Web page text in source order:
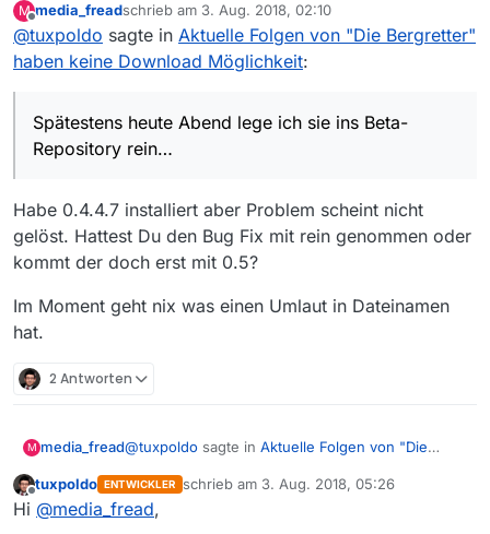
Sonderzeichen und UTF-8 zu tun bekommt, scheinen
sich alle bösartige Dämonen zu treffen, um dem
armen Programmierer den Tag bereuen zu lassen, an
dem er geboren wurde.
Irgendwann hat man das ja eingesehen, und in
Python 3 existieren diese Probleme in dieser Form
nicht mehr - allerdings enthält Kodi leider noch eine
Python 2 Engine und es wird noch einige Releases
wird) in der der ganze Python 2 Müll raus ist…
Ich teste gerade die neue Version noch mit externen
SQL Datenbanken. Spätestens heute Abend lege ich
M
Offline
media_freadschrieb am 3. Aug. 2018, 02:10
zuletzt editiert von
@tuxpoldo sagte in Aktuelle Folgen von "Die Bergretter"
haben keine Download Möglichkeit:
Spätestens heute Abend lege ich sie ins Beta-
Repository rein…
Habe 0.4.4.7 installiert aber Problem scheint nicht
gelöst. Hattest Du den Bug Fix mit rein genommen oder
kommt der doch erst mit 0.5?
Im Moment geht nix was einen Umlaut in Dateinamen
hat.
2 Antworten
M media_fread@tuxpoldo sagte in Aktuelle Folgen von "Die
Spätestens heute Abend lege ich sie ins
Offline
tuxpoldo ENTWICKLER schrieb am 3. Aug. 2018, 05:26
zuletzt editiert von
Hi @media_fread,